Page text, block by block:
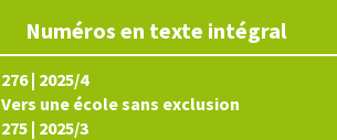
Numéros en texte intégral
276 | 2025/4
Vers une école sans exclusion
275 | 2025/3